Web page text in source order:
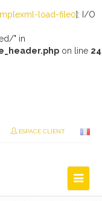
load-file0]: I/O
" in
on line 24
ESPACE CLIENT